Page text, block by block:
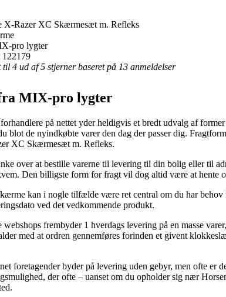
X-Razer XC Skærmesæt m. Refleks
pro lygter
122179
til 4 ud af 5 stjerner baseret på 13 anmeldelser
MIX-pro lygter
på nettet yder heldigvis et bredt udvalg af
blot de nyindkøbte varer den dag der passer dig.
XC Skærmesæt m. Refleks.
over at bestille varerne til levering til din bolig eller til
Den billigste form for fragt vil dog altid være at hente
kan i nogle tilfælde være ret central om du har
ved det vedkommende produkt.
webshops frembyder 1 hverdags levering på en masse
med at ordren gennemføres forinden et givent
foretagender byder på levering uden gebyr, men ofte er
der ofte – uanset om du opholder sig nær